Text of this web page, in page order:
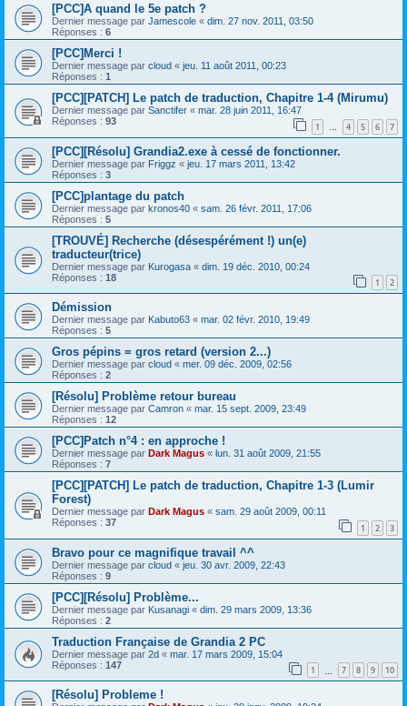
[PCC]A quand le 5e patch ?
Dernier message par Jamescole « dim. 27 nov. 2011, 03:50
Réponses : 6
[PCC]Merci !
Dernier message par cloud « jeu. 11 août 2011, 00:23
Réponses : 1
[PCC][PATCH] Le patch de traduction, Chapitre 1-4 (Mirumu)
Dernier message par Sanctifer « mar. 28 juin 2011, 16:47
Réponses : 93 1 … 4 5 6 7
[PCC][Résolu] Grandia2.exe à cessé de fonctionner.
Dernier message par Friggz « jeu. 17 mars 2011, 13:42
Réponses : 3
[PCC]plantage du patch
Dernier message par kronos40 « sam. 26 févr. 2011, 17:06
Réponses : 5
[TROUVÉ] Recherche (désespérément !) un(e)
traducteur(trice)
Dernier message par Kurogasa « dim. 19 déc. 2010, 00:24
Réponses : 18 1 2
Démission
Dernier message par Kabuto63 « mar. 02 févr. 2010, 19:49
Réponses : 5
Gros pépins = gros retard (version 2...)
Dernier message par cloud « mer. 09 déc. 2009, 02:56
Réponses : 2
[Résolu] Problème retour bureau
Dernier message par Camron « mar. 15 sept. 2009, 23:49
Réponses : 12
[PCC]Patch n°4 : en approche !
Dernier message par Dark Magus « lun. 31 août 2009, 21:55
Réponses : 7
[PCC][PATCH] Le patch de traduction, Chapitre 1-3 (Lumir
Forest)
Dernier message par Dark Magus « sam. 29 août 2009, 00:11
Réponses : 37 1 2 3
Bravo pour ce magnifique travail ^^
Dernier message par cloud « jeu. 30 avr. 2009, 22:43
Réponses : 9
[PCC][Résolu] Problème...
Dernier message par Kusanagi « dim. 29 mars 2009, 13:36
Réponses : 2
Traduction Française de Grandia 2 PC
Dernier message par 2d « mar. 17 mars 2009, 15:04
Réponses : 147 1 7 8 9 10
[Résolu] Probleme !